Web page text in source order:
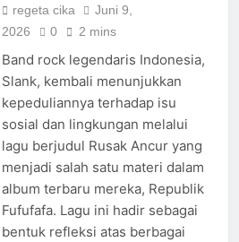
regeta cika
Juni 9,
2026
0 2 mins
Band rock legendaris Indonesia,
Slank, kembali menunjukkan
kepeduliannya terhadap isu
sosial dan lingkungan melalui
lagu berjudul Rusak Ancur yang
menjadi salah satu materi dalam
album terbaru mereka, Republik
Fufufafa. Lagu ini hadir sebagai
bentuk refleksi atas berbagai